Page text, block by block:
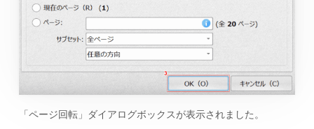
「ページ回転」ダイアログボックスが表示されました。